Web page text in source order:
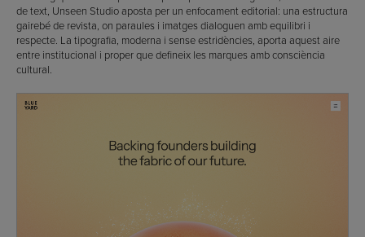
de text, Unseen Studio aposta per un enfocament editorial: una estructura
gairebé de revista, on paraules i imatges dialoguen amb equilibri i
respecte. La tipografia, moderna i sense estridències, aporta aquest aire
entre institucional i proper que defineix les marques amb consciència
cultural.